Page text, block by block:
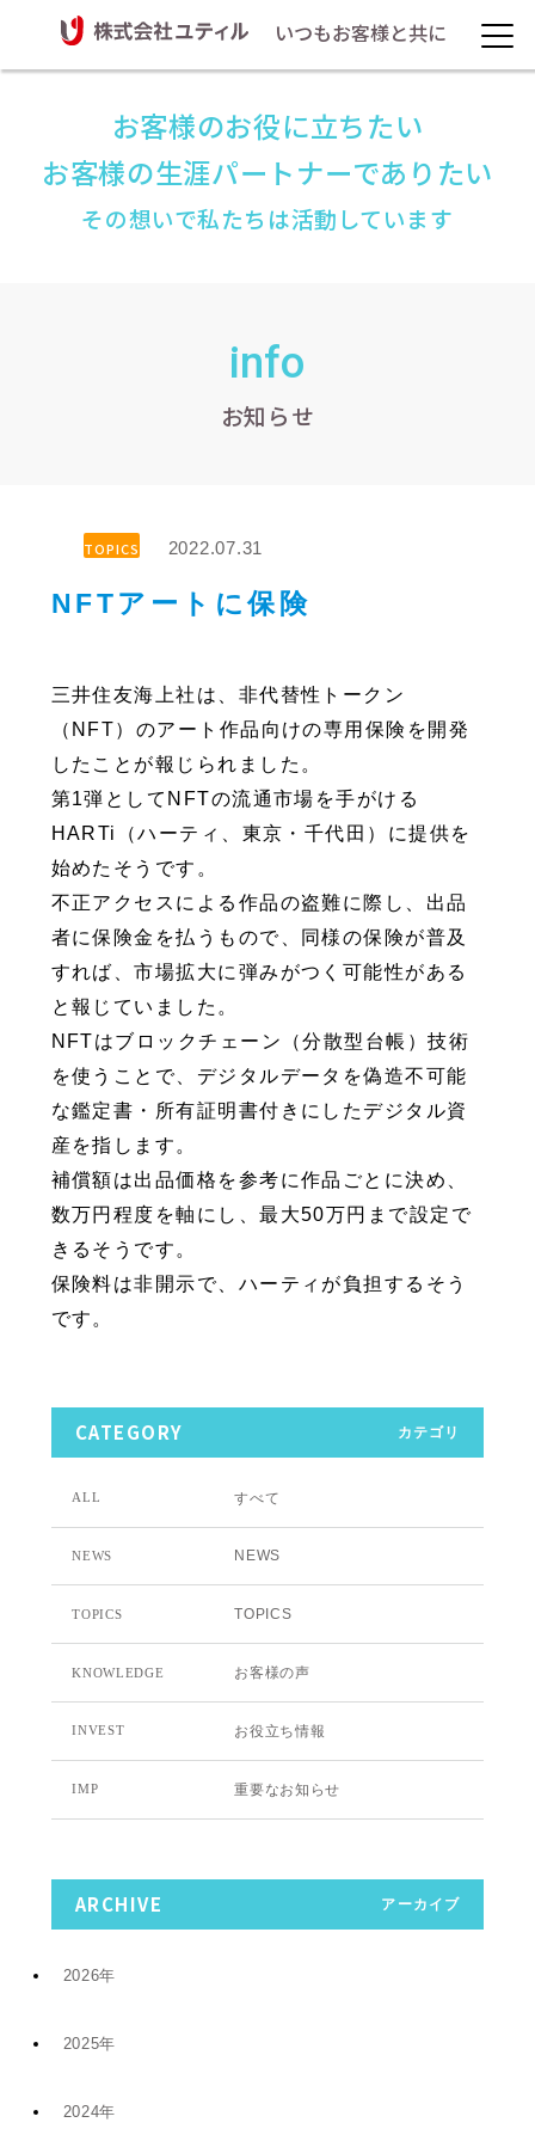
いつもお客様と共に
お客様のお役に立ちたい
お客様の生涯パートナーでありたい
その想いで私たちは活動しています
info
お知らせ
TOPICS 2022.07.31
NFTアートに保険
三井住友海上社は、非代替性トークン
（NFT）のアート作品向けの専用保険を開発
したことが報じられました。
第1弾としてNFTの流通市場を手がける
HARTi（ハーティ、東京・千代田）に提供を
始めたそうです。
不正アクセスによる作品の盗難に際し、出品
者に保険金を払うもので、同様の保険が普及
すれば、市場拡大に弾みがつく可能性がある
と報じていました。
NFTはブロックチェーン（分散型台帳）技術
を使うことで、デジタルデータを偽造不可能
な鑑定書・所有証明書付きにしたデジタル資
産を指します。
補償額は出品価格を参考に作品ごとに決め、
数万円程度を軸にし、最大50万円まで設定で
きるそうです。
保険料は非開示で、ハーティが負担するそう
です。
CATEGORY カテゴリ
ALL すべて
NEWS NEWS
TOPICS TOPICS
KNOWLEDGE お客様の声
INVEST お役立ち情報
IMP 重要なお知らせ
ARCHIVE アーカイブ
2026年
7月 (9)
4月 (2)
2025年
12月 (6)
2024年